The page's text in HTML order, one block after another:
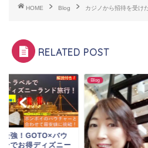
HOME Blog カジノから招待を受け
RELATED POST
最強！GOTO×バウ
ーでお得ディズニー
Blog